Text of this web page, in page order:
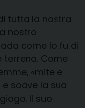
tutta la nostra
nostro
come lo fu di
terrena. Come
«mite e
soave la sua
Il suo